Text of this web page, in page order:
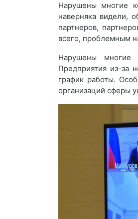
Нарушены многие
наверняка видели,
партнеров,
всего, проблемным
Нарушены многие
Предприятия из-за
график работы.
организаций сферы